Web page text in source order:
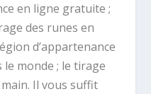
en ligne gratuite ;
des runes en
d’appartenance
le monde ; le tirage
Il vous suffit